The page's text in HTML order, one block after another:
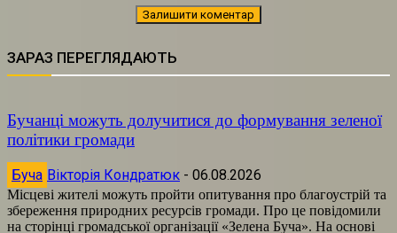
ЗАРАЗ ПЕРЕГЛЯДАЮТЬ
Бучанці можуть долучитися до формування зеленої
політики громади
Буча Вікторія Кондратюк - 06.08.2026
Місцеві жителі можуть пройти опитування про благоустрій та
збереження природних ресурсів громади. Про це повідомили
на сторінці громадської організації «Зелена Буча». На основі